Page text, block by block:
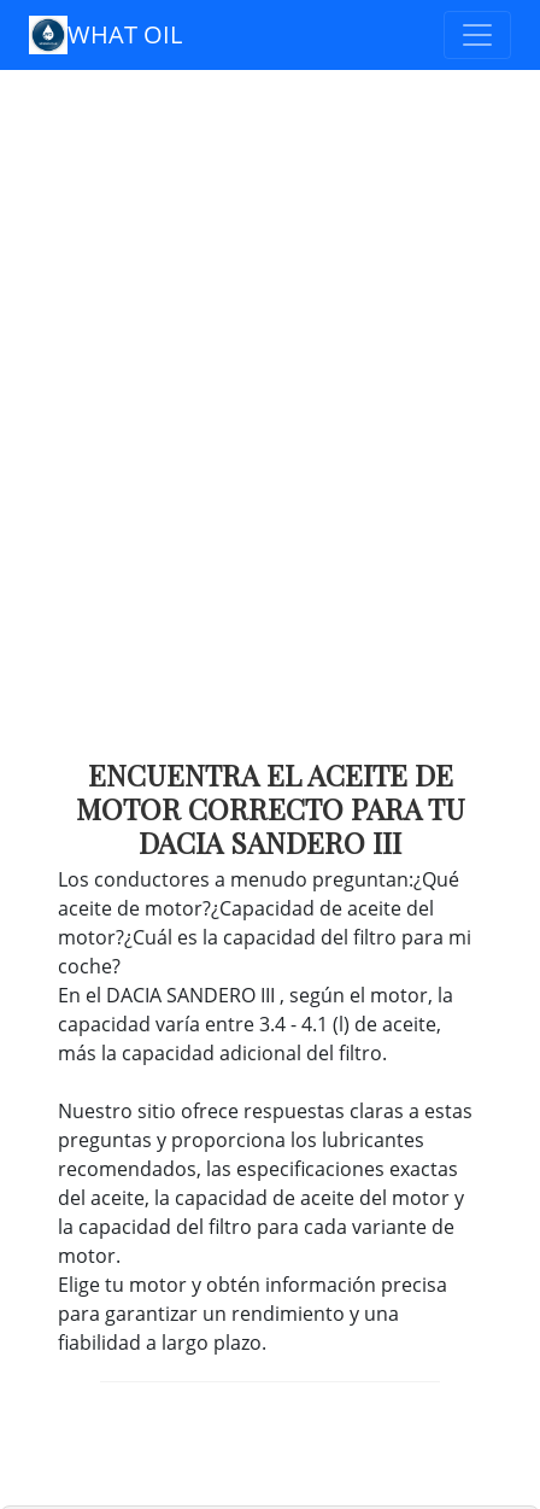
WHAT OIL
ENCUENTRA EL ACEITE DE
MOTOR CORRECTO PARA TU
DACIA SANDERO III
Los conductores a menudo preguntan:¿Qué
aceite de motor?¿Capacidad de aceite del
motor?¿Cuál es la capacidad del filtro para mi
coche?
En el DACIA SANDERO III , según el motor, la
capacidad varía entre 3.4 - 4.1 (l) de aceite,
más la capacidad adicional del filtro.
Nuestro sitio ofrece respuestas claras a estas
preguntas y proporciona los lubricantes
recomendados, las especificaciones exactas
del aceite, la capacidad de aceite del motor y
la capacidad del filtro para cada variante de
motor.
Elige tu motor y obtén información precisa
para garantizar un rendimiento y una
fiabilidad a largo plazo.